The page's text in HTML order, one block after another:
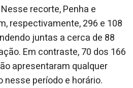
recorte, Penha e
respectivamente, 296 e 108
juntas a cerca de 88
Em contraste, 70 dos 166
apresentaram qualquer
período e horário.